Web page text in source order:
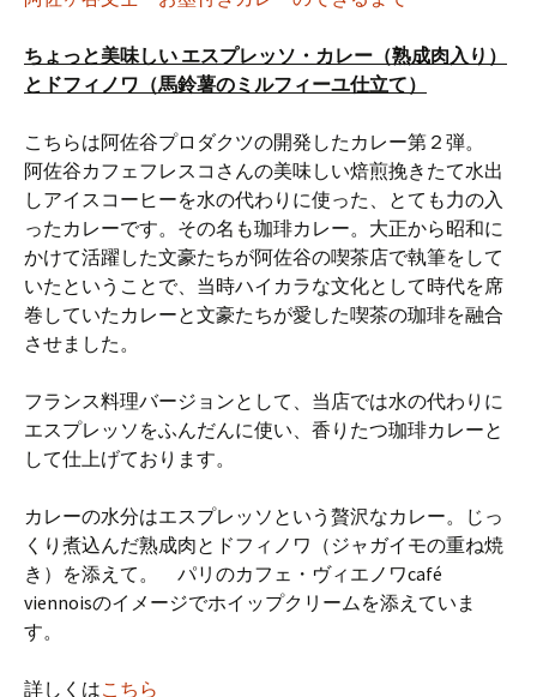
ちょっと美味しい エスプレッソ ・ カレー （熟成肉入り ）
と ドフィノワ （馬鈴薯のミルフィーユ仕立て）
こちらは阿佐谷プロダクツの開発したカレー第２弾。
阿佐谷カフェフレスコさんの美味しい焙煎挽きたて水出
しアイスコーヒーを水の代わりに使った、とても力の入
ったカレーです。その名も珈琲カレー。大正から昭和に
かけて活躍した文豪たちが阿佐谷の喫茶店で執筆をして
いたということで、当時ハイカラな文化として時代を席
巻していたカレーと文豪たちが愛した喫茶の珈琲を融合
させました。
フランス料理バージョンとして、当店では水の代わりに
エスプレッソをふんだんに使い、香りたつ珈琲カレーと
して仕上げております。
カレーの水分はエスプレッソという贅沢なカレー。じっ
くり煮込んだ熟成肉とドフィノワ（ジャガイモの重ね焼
き）を添えて。 パリのカフェ・ヴィエノワcafé
viennoisのイメージでホイップクリームを添えていま
す。
詳しくはこちら